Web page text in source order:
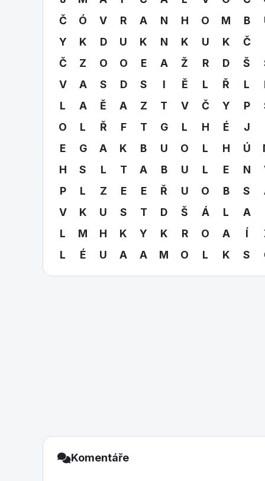
Č
Ó V R A N H O M B
Y
K D U K N K U K Č
Č
Z O O E A Ž R D Š
V
A S D S I Ě L Ř L
L
A Ě A Z T V Č Y P
O
L Ř F T G L H É J
E
G A K B U O L H Ú
H
S L T A B U L E N
P
L Z E E Ř U O B S
V
K U S T D Š Á L A
L
M H K Y K R O A Í
L
É U A A M O L K S
Komentáře